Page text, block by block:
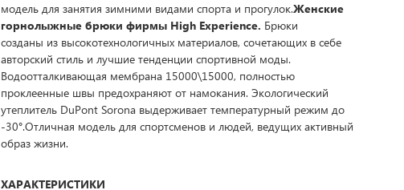
модель для занятия зимними видами спорта и прогулок.Женские
горнолыжные брюки фирмы High Experience. Брюки
созданы из высокотехнологичных материалов, сочетающих в себе
авторский стиль и лучшие тенденции спортивной моды.
Водоотталкивающая мембрана 15000\15000, полностью
проклеенные швы предохраняют от намокания. Экологический
утеплитель DuPont Sorona выдерживает температурный режим до
-30°.Отличная модель для спортсменов и людей, ведущих активный
образ жизни.
ХАРАКТЕРИСТИКИ